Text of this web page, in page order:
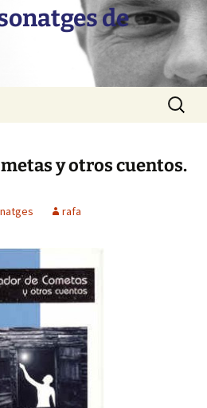
de
Buscar:
y otros cuentos.
rafa